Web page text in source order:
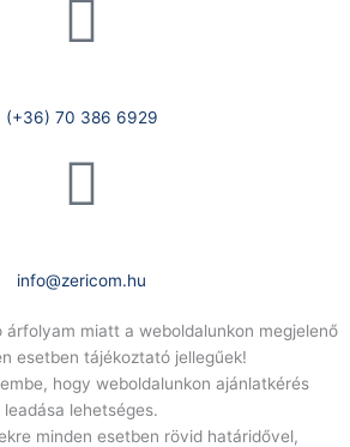
(+36) 70 386 6929
info@zericom.hu
árfolyam miatt a weboldalunkon megjelenő
esetben tájékoztató jellegűek!
hogy weboldalunkon ajánlatkérés
leadása lehetséges.
minden esetben rövid határidővel,